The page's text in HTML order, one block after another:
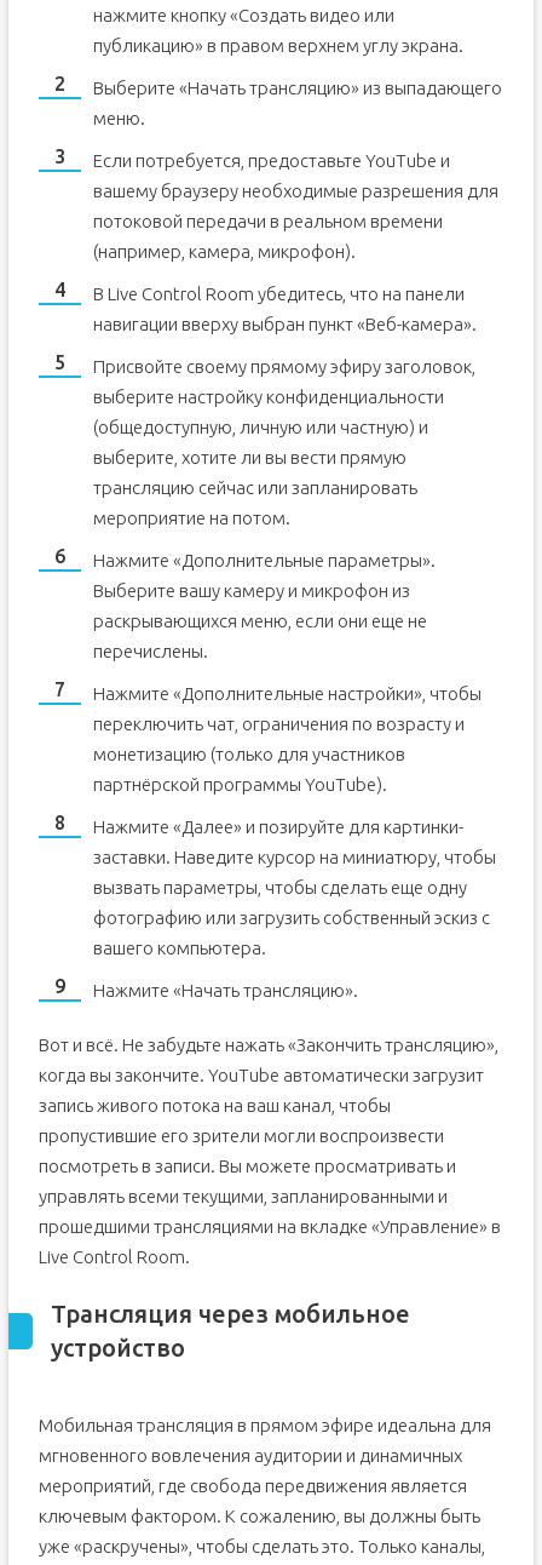
нажмите кнопку «Создать видео или
публикацию» в правом верхнем углу экрана.
Выберите «Начать трансляцию» из выпадающего
меню.
Если потребуется, предоставьте YouTube и
вашему браузеру необходимые разрешения для
потоковой передачи в реальном времени
(например, камера, микрофон).
В Live Control Room убедитесь, что на панели
навигации вверху выбран пункт «Веб-камера».
Присвойте своему прямому эфиру заголовок,
выберите настройку конфиденциальности
(общедоступную, личную или частную) и
выберите, хотите ли вы вести прямую
трансляцию сейчас или запланировать
мероприятие на потом.
Нажмите «Дополнительные параметры».
Выберите вашу камеру и микрофон из
раскрывающихся меню, если они еще не
перечислены.
Нажмите «Дополнительные настройки», чтобы
переключить чат, ограничения по возрасту и
монетизацию (только для участников
партнёрской программы YouTube).
Нажмите «Далее» и позируйте для картинки-
заставки. Наведите курсор на миниатюру, чтобы
вызвать параметры, чтобы сделать еще одну
фотографию или загрузить собственный эскиз с
вашего компьютера.
Нажмите «Начать трансляцию».
Вот и всё. Не забудьте нажать «Закончить трансляцию»,
когда вы закончите. YouTube автоматически загрузит
запись живого потока на ваш канал, чтобы
пропустившие его зрители могли воспроизвести
посмотреть в записи. Вы можете просматривать и
управлять всеми текущими, запланированными и
прошедшими трансляциями на вкладке «Управление» в
Live Control Room.
Трансляция через мобильное
устройство
Мобильная трансляция в прямом эфире идеальна для
мгновенного вовлечения аудитории и динамичных
мероприятий, где свобода передвижения является
ключевым фактором. К сожалению, вы должны быть
уже «раскручены», чтобы сделать это. Только каналы,